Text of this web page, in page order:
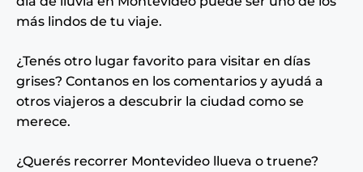
más lindos de tu viaje.
¿Tenés otro lugar favorito para visitar en días
grises? Contanos en los comentarios y ayudá a
otros viajeros a descubrir la ciudad como se
merece.
¿Querés recorrer Montevideo llueva o truene?